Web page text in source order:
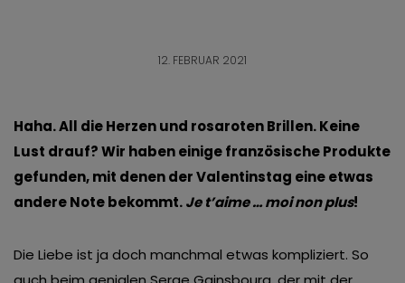
12. FEBRUAR 2021
Haha. All die Herzen und rosaroten Brillen. Keine
Lust drauf? Wir haben einige französische Produkte
gefunden, mit denen der Valentinstag eine etwas
andere Note bekommt.Je t’aime … moi non plus!
Die Liebe ist ja doch manchmal etwas kompliziert. So